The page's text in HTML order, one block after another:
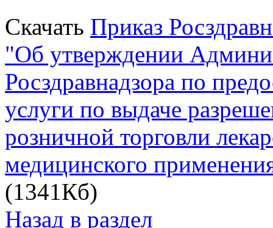
Скачать Приказ
"Об утверждении
Росздравнадзора по
услуги по выдаче
розничной торговли
медицинского
(1341Кб)
Назад в раздел